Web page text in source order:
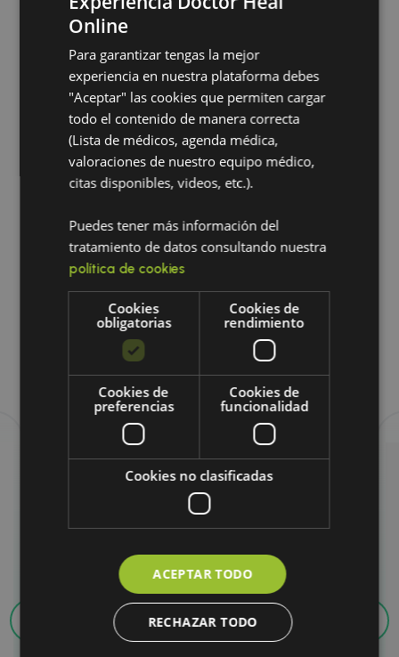
Comprar en Amazon
Añadir a la lista de deseos
Reseñas
No hay valoraciones aún.
magnesio (240 cápsulas)”
Debesaccederpara publicar una valoración.
Explora nuestros productos
relacionados
Online
Para garantizar tengas la mejor
experiencia en nuestra plataforma debes
"Aceptar" las cookies que permiten cargar
todo el contenido de manera correcta
(Lista de médicos, agenda médica,
valoraciones de nuestro equipo médico,
citas disponibles, videos, etc.).
Puedes tener más información del
tratamiento de datos consultando nuestra
política de cookies
Cookies
obligatorias
Cookies de
rendimiento
Cookies de
preferencias
Cookies de
funcionalidad
Cookies no clasificadas
ACEPTAR TODO
RECHAZAR TODO